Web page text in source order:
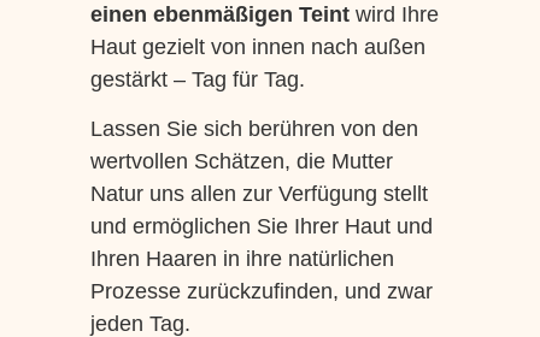
einen ebenmäßigen Teintwird Ihre
Haut gezielt von innen nach außen
gestärkt – Tag für Tag.
Lassen Sie sich berühren von den
wertvollen Schätzen, die Mutter
Natur uns allen zur Verfügung stellt
und ermöglichen Sie Ihrer Haut und
Ihren Haaren in ihre natürlichen
Prozesse zurückzufinden, und zwar
jeden Tag.